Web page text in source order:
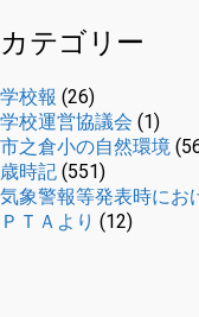
カテゴリー
学校報 (26)
学校運営協議会 (1)
市之倉小の自然環境
歳時記 (551)
気象警報等発表時にお
ＰＴＡより (12)